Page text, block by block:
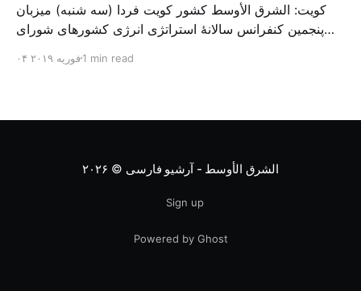
کویت: الشرق الأوسط کشور کویت فردا (سه شنبه) میزبان
پنجمین کنفرانس سالانهٔ استراتژی انرژی کشورهای شورای
متخصص از شرکت‌های جهانی نفت و گاز در این کنفرانس
۰۴ فوریه ۲۰۱۹1 min read
الشرق الأوسط - آرشیو فارسی © ۲۰۲۶
Sign up
Powered by Ghost